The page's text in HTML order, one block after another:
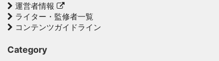
運営者情報
ライター・監修者一覧
コンテンツガイドライン
Category